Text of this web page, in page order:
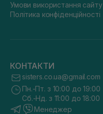
Умови використання сайту
Політика конфіденційності
КОНТАКТИ
sisters.co.ua@gmail.com
Пн.-Пт. з 10:00 до 19:00
Сб.-Нд. з 11:00 до 18:00
Менеджер